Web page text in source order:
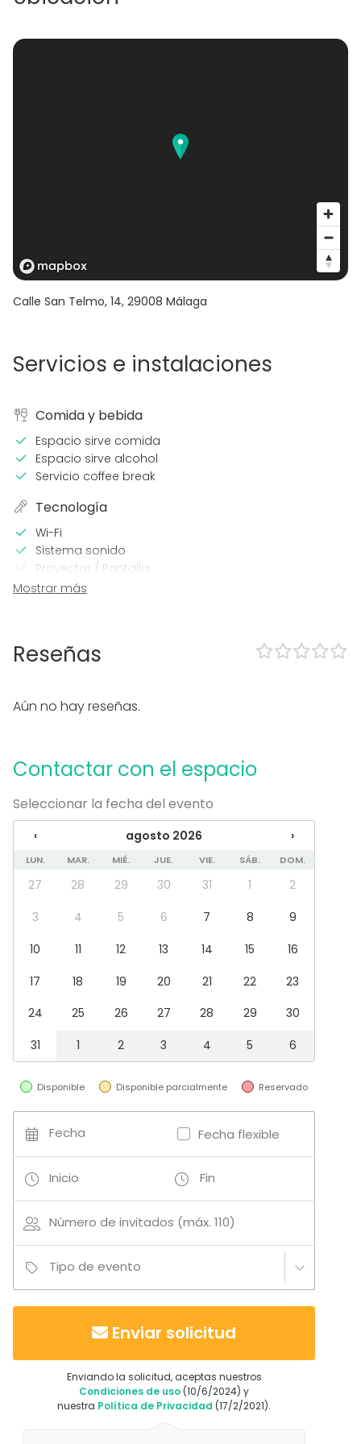
Calle San Telmo, 14, 29008 Málaga
Servicios e instalaciones
Comida y bebida
Espacio sirve comida
Espacio sirve alcohol
Servicio coffee break
Tecnología
Wi-Fi
Sistema sonido
Proyector / Pantalla
En el espacio
Accesible minusválidos
Zona exterior
Cocina para cliente
Tipo de eventos
Boda
Cena / Comida
Reunión / Workshop
Conferencia / Formación
Evento corporativo
Fiesta de empresa
Team building / Recreación
Tipo de espacio
Espacio multiuso
Azotea / Rooftop
Espacio al aire libre
Bar
Actividades
Actividades al aire libre
Mostrar más
Reseñas
Aún no hay reseñas.
Contactar con el espacio
Seleccionar la fecha del evento
‹ agosto 2026 ›
LUN. MAR. MIÉ. JUE. VIE. SÁB. DOM.
27 28 29 30 31 1
2
3
4 5 6 7 8
9
10
11 12 13 14 15
16
17
18 19 20 21 22
23
24
25 26 27 28 29
30
31
1 2 3 4 5 6
Disponible Disponible parcialmente Reservado
Fecha Fecha flexible
Inicio Fin
Número de invitados (máx. 110)
Tipo de evento
Enviar solicitud
Enviando la solicitud, aceptas nuestros
Condiciones de uso (10/6/2024) y
nuestra Política de Privacidad (17/2/2021).